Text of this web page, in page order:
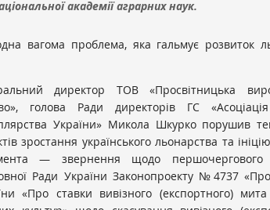
академії аграрних наук.
вагома проблема, яка гальмує розвиток
директор ТОВ «Просвітницька
голова Ради директорів ГС
України» Микола Шкурко порушив
зростання українського льонарства та
— звернення щодо
Ради України Законопроекту №4737
«Про ставки вивізного (експортного)